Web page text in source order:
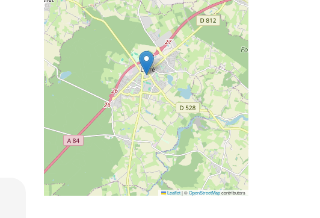
Leaflet |©OpenStreetMapcontributors